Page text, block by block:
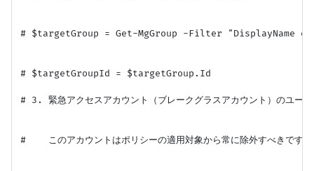
# $targetGroup = Get-MgGroup -Filter "DisplayName
# $targetGroupId = $targetGroup.Id
# 3. 緊急アクセスアカウント（ブレークグラスアカウント）のユー
#    このアカウントはポリシーの適用対象から常に除外すべきです。